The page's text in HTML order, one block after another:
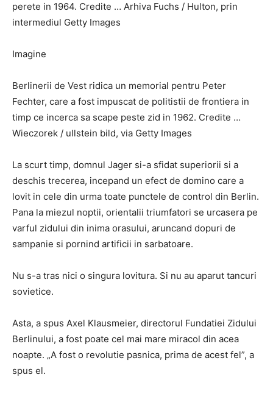
perete in 1964. Credite … Arhiva Fuchs / Hulton, prin
intermediul Getty Images
Imagine
Berlinerii de Vest ridica un memorial pentru Peter
Fechter, care a fost impuscat de politistii de frontiera in
timp ce incerca sa scape peste zid in 1962. Credite …
Wieczorek / ullstein bild, via Getty Images
La scurt timp, domnul Jager si-a sfidat superiorii si a
deschis trecerea, incepand un efect de domino care a
lovit in cele din urma toate punctele de control din Berlin.
Pana la miezul noptii, orientalii triumfatori se urcasera pe
varful zidului din inima orasului, aruncand dopuri de
sampanie si pornind artificii in sarbatoare.
Nu s-a tras nici o singura lovitura. Si nu au aparut tancuri
sovietice.
Asta, a spus Axel Klausmeier, directorul Fundatiei Zidului
Berlinului, a fost poate cel mai mare miracol din acea
noapte. „A fost o revolutie pasnica, prima de acest fel”, a
spus el.